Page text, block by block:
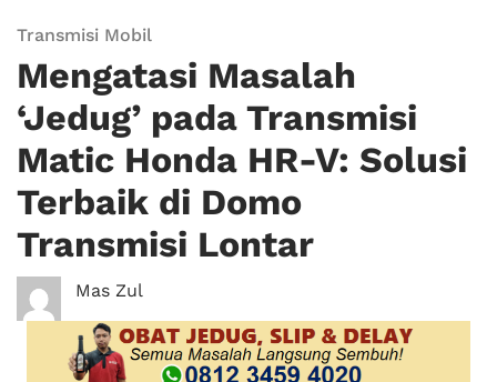
Transmisi Mobil
Mengatasi Masalah
‘Jedug’ pada Transmisi
Matic Honda HR-V: Solusi
Terbaik di Domo
Transmisi Lontar
Mas Zul